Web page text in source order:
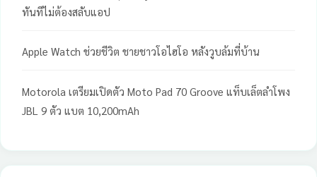
ทันทีไม่ต้องสลับแอป
Apple Watch ช่วยชีวิต ชายชาวโอไฮโอ หลังวูบล้มที่บ้าน
Motorola เตรียมเปิดตัว Moto Pad 70 Groove แท็บเล็ตลำโพง
JBL 9 ตัว แบต 10,200mAh